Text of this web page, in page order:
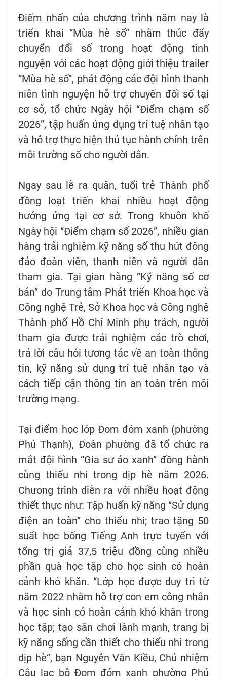
Điểm nhấn của chương trình năm nay là
triển khai “Mùa hè số” nhằm thúc đẩy
chuyển đổi số trong hoạt động tình
nguyện với các hoạt động giới thiệu trailer
“Mùa hè số”, phát động các đội hình thanh
niên tình nguyện hỗ trợ chuyển đổi số tại
cơ sở, tổ chức Ngày hội “Điểm chạm số
2026”, tập huấn ứng dụng trí tuệ nhân tạo
và hỗ trợ thực hiện thủ tục hành chính trên
môi trường số cho người dân.
Ngay sau lễ ra quân, tuổi trẻ Thành phố
đồng loạt triển khai nhiều hoạt động
hưởng ứng tại cơ sở. Trong khuôn khổ
Ngày hội “Điểm chạm số 2026”, nhiều gian
hàng trải nghiệm kỹ năng số thu hút đông
đảo đoàn viên, thanh niên và người dân
tham gia. Tại gian hàng “Kỹ năng số cơ
bản” do Trung tâm Phát triển Khoa học và
Công nghệ Trẻ, Sở Khoa học và Công nghệ
Thành phố Hồ Chí Minh phụ trách, người
tham gia được trải nghiệm các trò chơi,
trả lời câu hỏi tương tác về an toàn thông
tin, kỹ năng sử dụng trí tuệ nhân tạo và
cách tiếp cận thông tin an toàn trên môi
trường mạng.
Tại điểm học lớp Đom đóm xanh (phường
Phú Thạnh), Đoàn phường đã tổ chức ra
mắt đội hình “Gia sư áo xanh” đồng hành
cùng thiếu nhi trong dịp hè năm 2026.
Chương trình diễn ra với nhiều hoạt động
thiết thực như: Tập huấn kỹ năng “Sử dụng
điện an toàn” cho thiếu nhi; trao tặng 50
suất học bổng Tiếng Anh trực tuyến với
tổng trị giá 37,5 triệu đồng cùng nhiều
phần quà học tập cho học sinh có hoàn
cảnh khó khăn. “Lớp học được duy trì từ
năm 2022 nhằm hỗ trợ con em công nhân
và học sinh có hoàn cảnh khó khăn trong
học tập; tạo sân chơi lành mạnh, trang bị
kỹ năng sống cần thiết cho thiếu nhi trong
dịp hè”, bạn Nguyễn Văn Kiều, Chủ nhiệm
Câu lạc bộ Đom đóm xanh phường Phú